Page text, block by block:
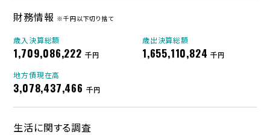
財務情報 ※千円以下切り捨て
歳入決算総額
1,709,086,222 千円
歳出決算総額
1,655,110,824 千円
地方債現在高
3,078,437,466 千円
生活に関する調査